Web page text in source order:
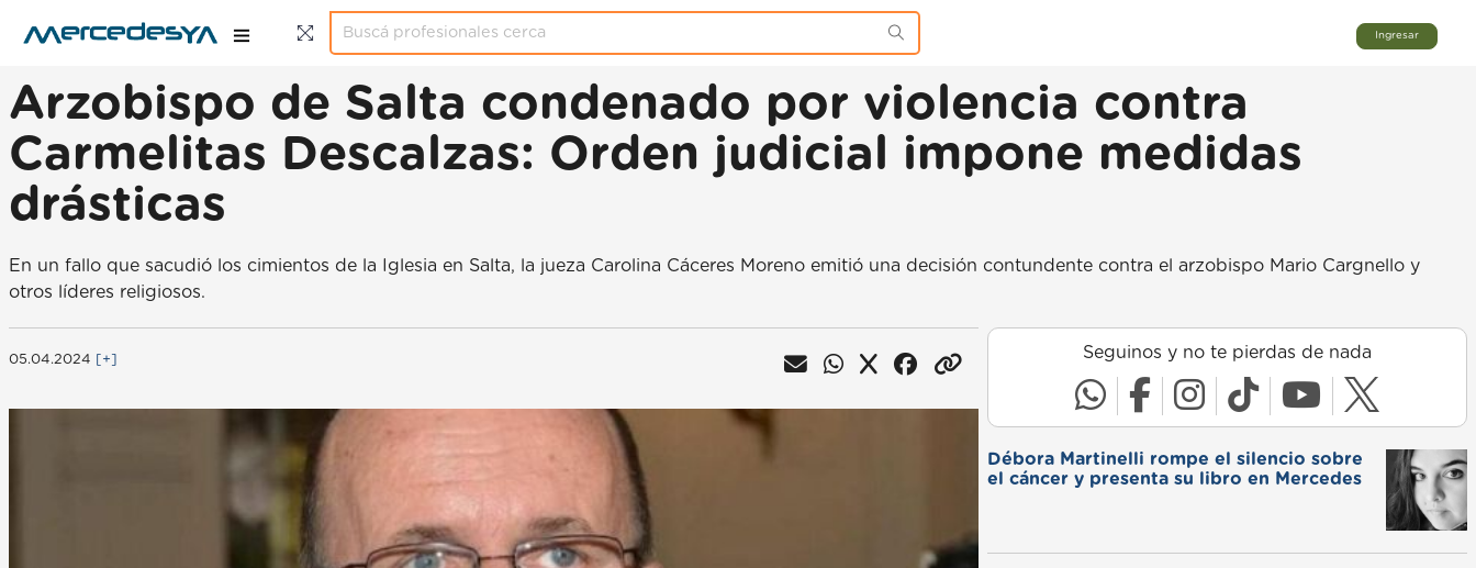
Ingresar
Arzobispo de Salta condenado por violencia contra
Carmelitas Descalzas: Orden judicial impone medidas
drásticas
En un fallo que sacudió los cimientos de la Iglesia en Salta, la jueza Carolina Cáceres Moreno emitió una decisión contundente contra el arzobispo Mario Cargnello y
otros líderes religiosos.
05.04.2024 [+] Seguinos y no te pierdas de nada
Débora Martinelli rompe el silencio sobre
el cáncer y presenta su libro en Mercedes